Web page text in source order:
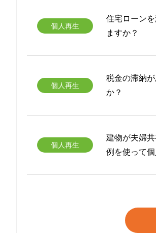
個人再生
住宅ローン
ますか？
個人再生
税金の滞納
か？
個人再生
建物が夫婦
例を使って